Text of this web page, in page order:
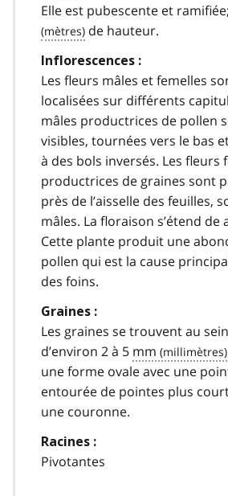
Elle est pubescente et
de hauteur.
Inflorescences :
Les fleurs mâles et femelles
localisées sur différents
mâles productrices de pollen
visibles, tournées vers le bas
à des bols inversés. Les fleurs
productrices de graines sont
près de l’aisselle des feuilles,
mâles. La floraison s’étend
Cette plante produit une
pollen qui est la cause
des foins.
Graines :
Les graines se trouvent au
d’environ 2 à 5 mm
une forme ovale avec une
entourée de pointes plus
une couronne.
Racines :
Pivotantes